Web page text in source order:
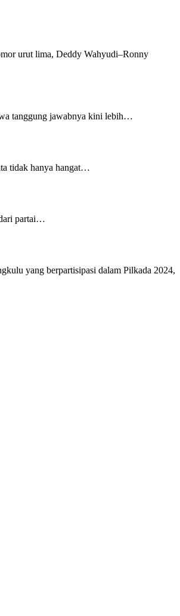
urut lima, Deddy Wahyudi–Ronny
tanggung jawabnya kini lebih…
tidak hanya hangat…
partai…
yang berpartisipasi dalam Pilkada 2024,